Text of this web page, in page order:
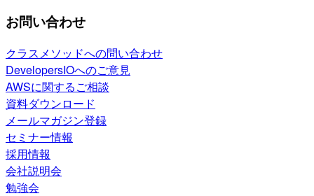
お問い合わせ
クラスメソッドへの問い合わせ
DevelopersIOへのご意見
AWSに関するご相談
資料ダウンロード
メールマガジン登録
セミナー情報
採用情報
会社説明会
勉強会